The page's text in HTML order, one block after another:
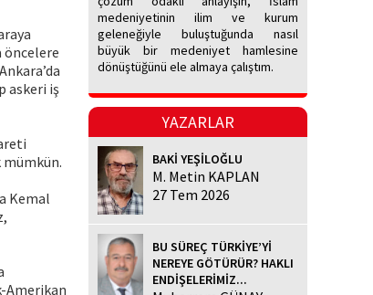
öncelere
askeri iş
mümkün.
Kemal
Amerikan
medeniyetinin ilim ve kurum
geleneğiyle buluştuğunda nasıl
büyük bir medeniyet hamlesine
dönüştüğünü ele almaya çalıştım.
YAZARLAR
BAKİ YEŞİLOĞLU
M. Metin KAPLAN
27 Tem 2026
BU SÜREÇ TÜRKİYE’Yİ
NEREYE GÖTÜRÜR? HAKLI
ENDİŞELERİMİZ...